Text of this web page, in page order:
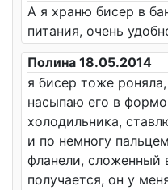
А я храню бисер в
питания, очень
Полина 18.05.2014
я бисер тоже
насыпаю его в
холодильника,
и по немногу
фланели, сложенный
получается, он у